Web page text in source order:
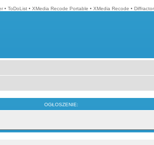
• ToDoList • XMedia Recode Portable • XMedia Recode • Diffractor
OGŁOSZENIE: